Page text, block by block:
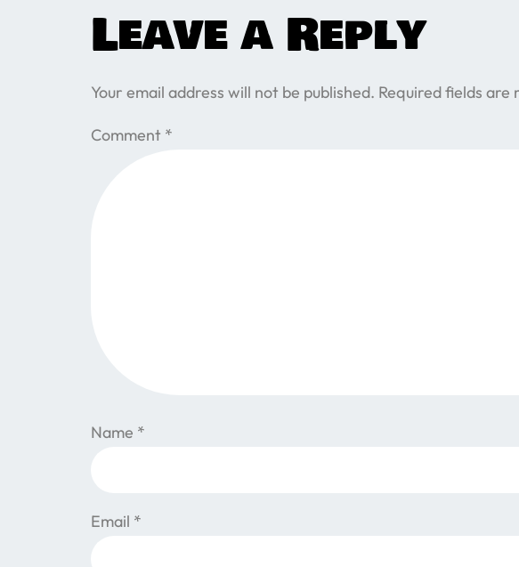
Leave a Reply
Your email address will not be published. Required fields are
Comment *
Name *
Email *